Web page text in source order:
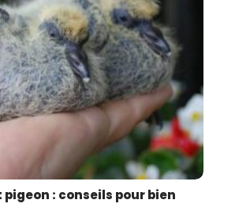
: conseils pour bien